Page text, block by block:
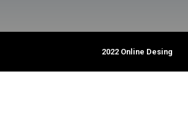
2022 Online Desing